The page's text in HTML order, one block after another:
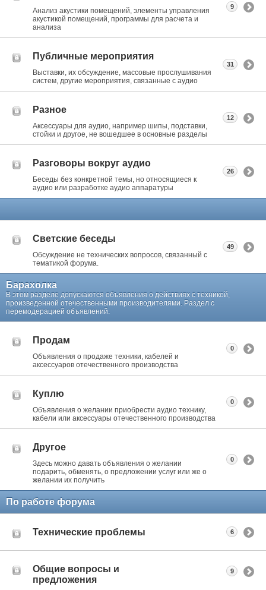
Анализ акустики помещений, элементы управления
акустикой помещений, программы для расчета и
анализа
9
Публичные мероприятия
Выставки, их обсуждение, массовые прослушивания
систем, другие мероприятия, связанные с аудио
31
Разное
Аксессуары для аудио, например шипы, подставки,
стойки и другое, не вошедшее в основные разделы
12
Разговоры вокруг аудио
Беседы без конкретной темы, но относящиеся к
аудио или разработке аудио аппаратуры
26
Светские беседы
Обсуждение не технических вопросов, связанный с
тематикой форума.
49
Барахолка
В этом разделе допускаются объявления о действиях с техникой,
произведенной отечественными производителями. Раздел с
перемодерацией объявлений.
Продам
Объявления о продаже техники, кабелей и
аксессуаров отечественного производства
0
Куплю
Объявления о желании приобрести аудио технику,
кабели или аксессуары отечественного производства
0
Другое
Здесь можно давать объявления о желании
подарить, обменять, о предложении услуг или же о
желании их получить
0
По работе форума
Технические проблемы 6
Общие вопросы и
предложения
9